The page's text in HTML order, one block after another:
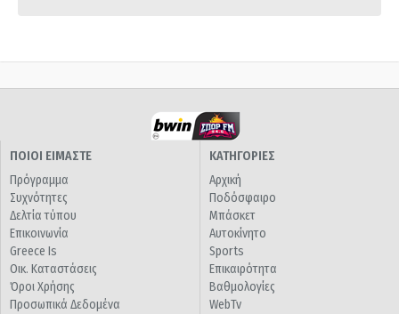
ΠΟΙΟΙ ΕΙΜΑΣΤΕ
Πρόγραμμα
Συχνότητες
Δελτία τύπου
Επικοινωνία
Greece Is
Οικ. Καταστάσεις
Όροι Χρήσης
Προσωπικά Δεδομένα
ΚΑΤΗΓΟΡΙΕΣ
Αρχική
Ποδόσφαιρο
Μπάσκετ
Αυτοκίνητο
Sports
Επικαιρότητα
Βαθμολογίες
WebTv